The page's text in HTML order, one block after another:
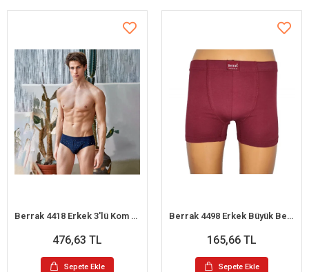
Berrak 4418 Erkek 3'lü Kom Slip Külot L
476,63 TL
Sepete Ekle
Berrak 4498 Erkek Büyük Beden Renkli Boxer
165,66 TL
Sepete Ekle